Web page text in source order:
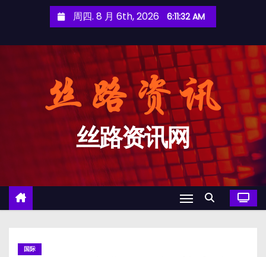
周四. 8 月 6th, 2026 6:11:32 AM
丝路资讯网
国际